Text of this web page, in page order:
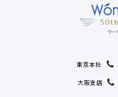
東京本社
大阪支店